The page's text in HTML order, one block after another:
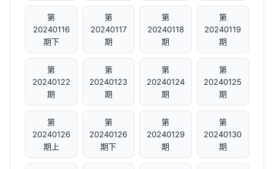
第
20240116
期下
第
20240117
期
第
20240118
期
第
20240119
期
第
20240122
期
第
20240123
期
第
20240124
期
第
20240125
期
第
20240126
期上
第
20240126
期下
第
20240129
期
第
20240130
期